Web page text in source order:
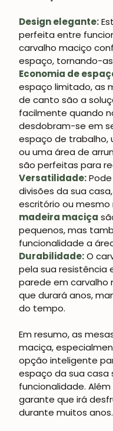
Design elegante:
perfeita entre
carvalho maciço
espaço, tornando-
Economia de
espaço limitado, as
de canto são a
facilmente quando
desdobram-se em
espaço de trabalho,
ou uma área de
são perfeitas para
Versatilidade:
divisões da sua
escritório ou mesmo
madeira maciça
pequenos, mas
funcionalidade a
Durabilidade:O
pela sua resistência
parede em carvalho
que durará anos,
do tempo.
Em resumo, as
maciça,
opção inteligente
espaço da sua casa
funcionalidade.
garante que irá
durante muitos anos.
Obtém
Novidades e